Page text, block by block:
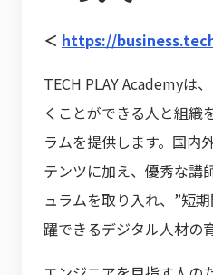
＜ https://
TECH PLAY Academyは
くことができる人と組織
ラムを提供します。国内
テンツに加え、優秀な講
ュラムを取り入れ、”短
躍できるデジタル人材の